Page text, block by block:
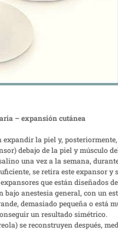
– expansión cutánea
expandir la piel y,
debajo de la piel y músculo
una vez a la semana,
se retira este expansor
que están diseñados
bajo anestesia general, con un
demasiado pequeña o está
un resultado simétrico.
se reconstruyen después,